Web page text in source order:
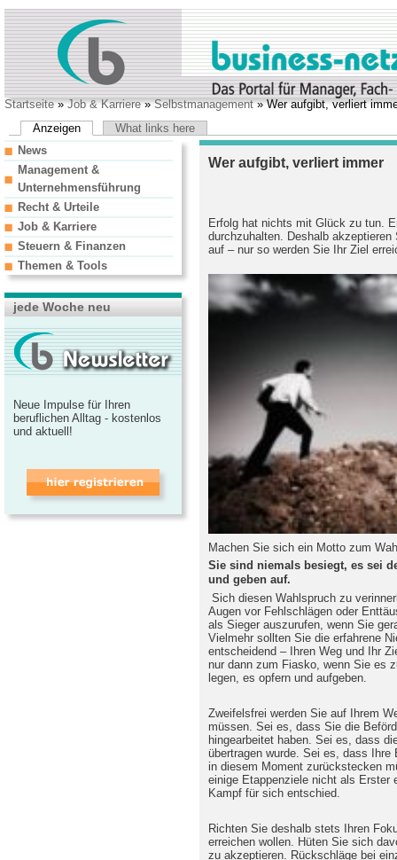
Startseite»Job & Karriere»Selbstmanagement» Wer aufgibt, verliert
Anzeigen
What links here
Wer aufgibt, verliert immer
Erfolg hat nichts mit Glück zu tun.
durchzuhalten. Deshalb
auf – nur so werden Sie Ihr Ziel
Machen Sie sich ein Motto zum
Sie sind niemals besiegt, es sei
und geben auf.
Sich diesen Wahlspruch zu
Augen vor Fehlschlägen oder
als Sieger auszurufen, wenn Sie
Vielmehr sollten Sie die erfahrene
entscheidend – Ihren Weg und Ihr
nur dann zum Fiasko, wenn Sie es
legen, es opfern und aufgeben.
Zweifelsfrei werden Sie auf Ihrem
müssen. Sei es, dass Sie die
hingearbeitet haben. Sei es, dass
übertragen wurde. Sei es, dass Ihre
in diesem Moment zurückstecken
einige Etappenziele nicht als Erster
Kampf für sich entschied.
Richten Sie deshalb stets Ihren
erreichen wollen. Hüten Sie sich
zu akzeptieren. Rückschläge bei
News
Management &
Unternehmensführung
Recht & Urteile
Job & Karriere
Steuern & Finanzen
Themen & Tools
jede Woche neu
Neue Impulse für Ihren
beruflichen Alltag - kostenlos
und aktuell!